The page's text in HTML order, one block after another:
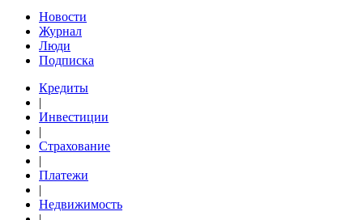
Новости
Журнал
Люди
Подписка
Кредиты
|
Инвестиции
|
Страхование
|
Платежи
|
Недвижимость